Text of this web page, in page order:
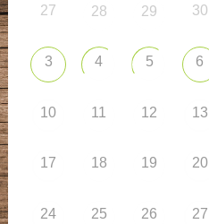
27 28 29 30
3 4 5 6
10 11 12 13
17 18 19 20
24 25 26 27